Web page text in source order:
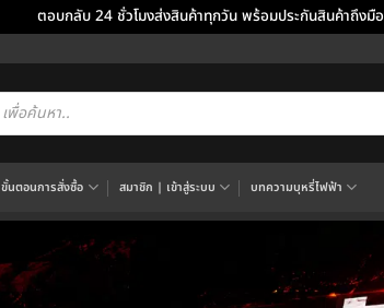
ตอบกลับ 24 ชั่วโมงส่งสินค้าทุกวัน พร้อมประกันสินค้าถึงมือ
ขั้นตอนการสั่งซื้อ สมาชิก | เข้าสู่ระบบ บทความบุหรี่ไฟฟ้า